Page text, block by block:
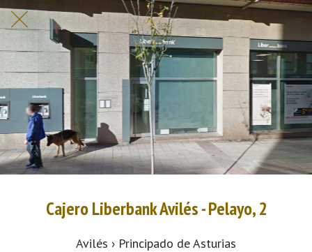
Cajero Liberbank Avilés - Pelayo, 2
Avilés › Principado de Asturias